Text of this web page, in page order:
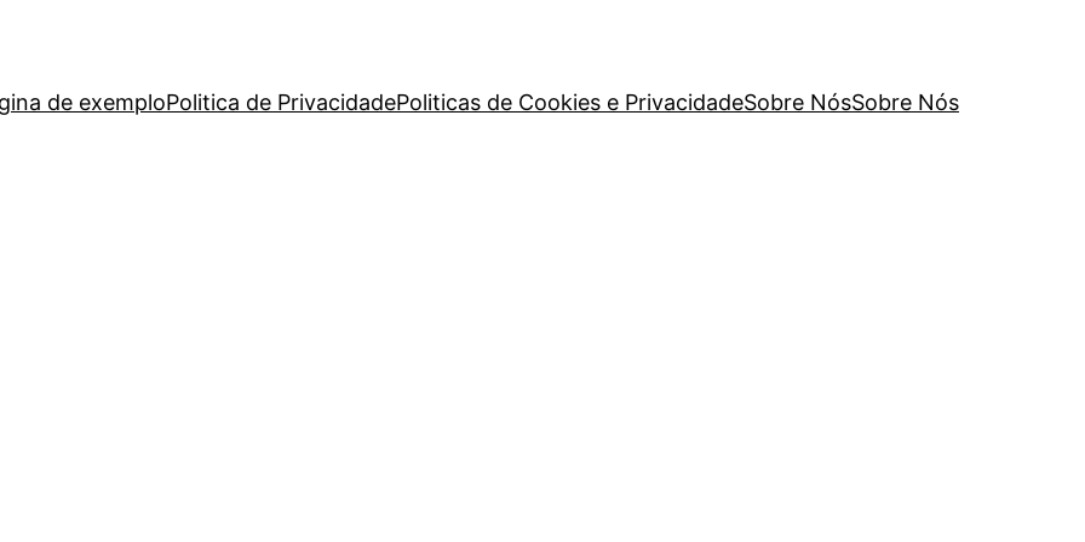
de exemploPolitica de PrivacidadePoliticas de Cookies e PrivacidadeSobre NósSobre Nós